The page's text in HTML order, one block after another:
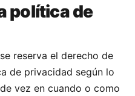
política de
reserva el derecho de
de privacidad según lo
vez en cuando o como